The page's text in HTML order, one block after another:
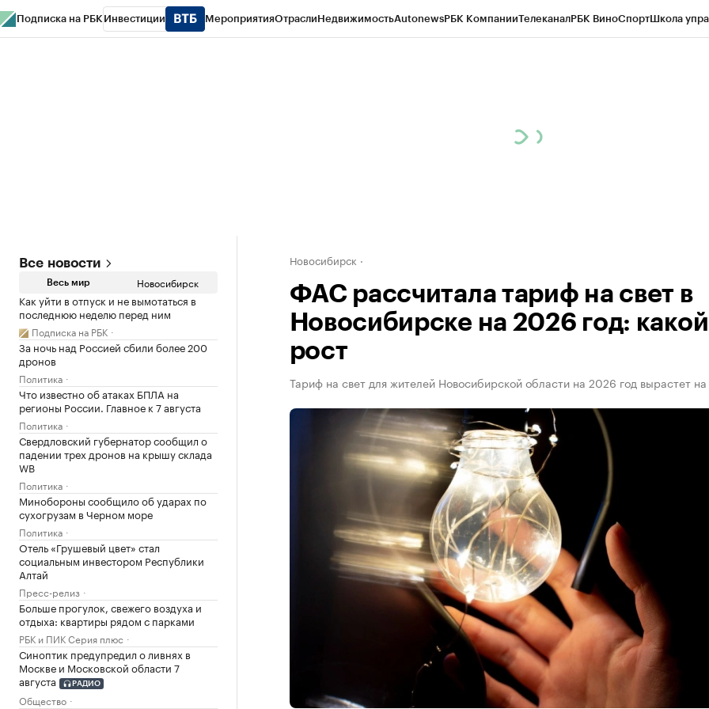
Подписка на РБК Инвестиции МероприятияОтраслиНедвижимостьAutonewsРБК КомпанииТелеканалРБК ВиноСпортШкола
Все новости
Весь мир Новосибирск
Как уйти в отпуск и не вымотаться в
последнюю неделю перед ним
Подписка на РБК
За ночь над Россией сбили более 200
дронов
Политика
Что известно об атаках БПЛА на
регионы России. Главное к 7 августа
Политика
Свердловский губернатор сообщил о
падении трех дронов на крышу склада
WB
Политика
Минобороны сообщило об ударах по
сухогрузам в Черном море
Политика
Отель «Грушевый цвет» стал
социальным инвестором Республики
Алтай
Пресс-релиз
Больше прогулок, свежего воздуха и
отдыха: квартиры рядом с парками
РБК и ПИК Серия плюс
Синоптик предупредил о ливнях в
Москве и Московской области 7
августа
РАДИО
Общество
Новосибирск
ФАС рассчитала тариф на свет в
Новосибирске на 2026 год: какой
рост
Тариф на свет для жителей Новосибирской области на 2026 год вырастет на